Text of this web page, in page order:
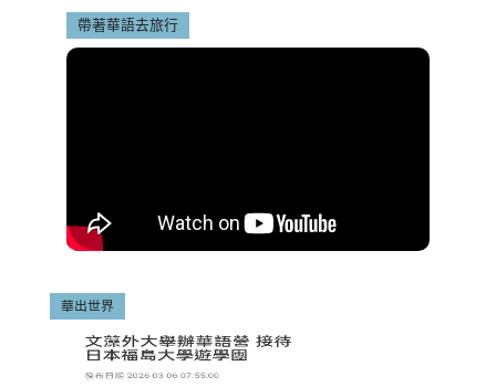
帶著華語去旅行
華出世界